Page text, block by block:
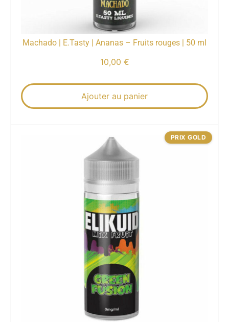
Machado | E.Tasty | Ananas – Fruits rouges | 50 ml
10,00 €
Ajouter au panier
PRIX GOLD